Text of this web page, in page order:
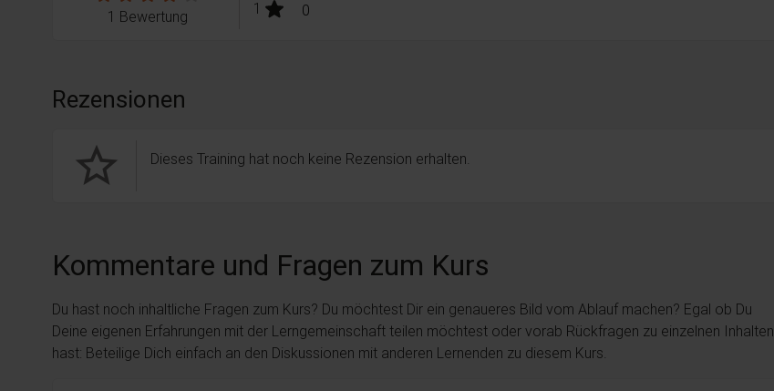
1 Bewertung
1 stars: 0
Bewertungen
Rezensionen
star_border Dieses Training hat noch keine Rezension erhalten.
Kommentare und Fragen zum Kurs
Du hast noch inhaltliche Fragen zum Kurs? Du möchtest Dir ein genaueres Bild vom Ablauf machen? Egal ob Du
Deine eigenen Erfahrungen mit der Lerngemeinschaft teilen möchtest oder vorab Rückfragen zu einzelnen Inhalten
hast: Beteilige Dich einfach an den Diskussionen mit anderen Lernenden zu diesem Kurs.